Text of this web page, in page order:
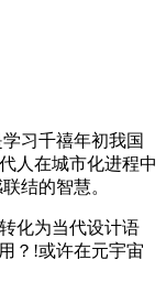
习千禧年初我国
人在城市化进程中
结的智慧。
化为当代设计语
？!或许在元宇宙